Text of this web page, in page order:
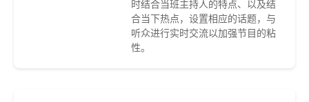
时结合当班主持人的特点、以及结
合当下热点，设置相应的话题，与
听众进行实时交流以加强节目的粘
性。